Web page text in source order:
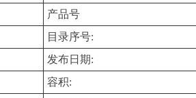
产品号
目录序号:
发布日期:
容积: